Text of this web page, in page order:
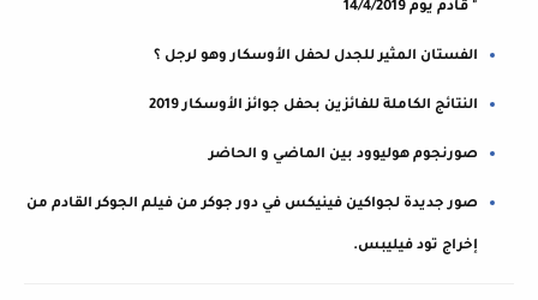
" قادم يوم 14/4/2019
الفستان المثير للجدل لحفل الأوسكار وهو لرجل ؟
النتائج الكاملة للفائزين بحفل جوائز الأوسكار 2019
صورنجوم هوليوود بين الماضي و الحاضر
صور جديدة لجواكين فينيكس في دور جوكر من فيلم الجوكر القادم من
إخراج تود فيليبس.